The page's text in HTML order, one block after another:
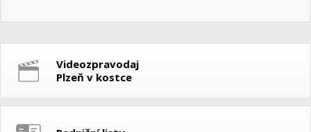
Videozpravodaj
Plzeň v kostce